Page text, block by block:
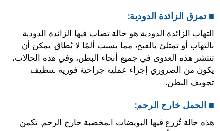
■تمزق الزائدة الدودية:
التهاب الزائدة الدودية هو حالة تصاب فيها الزائدة الدودية
بالتهاب أو تمتلئ بالقيح، مما يسبب ألمًا لا يُطاق. يمكن أن
تنتشر هذه العدوى في جميع أنحاء البطن، وفي هذه الحالات،
يكون من الضروري إجراء عملية جراحية فورية لتنظيف
تجويف البطن.
■ الحمل خارج الرحم:
هذه حالة تُزرع فيها البويضات المخصبة خارج الرحم. تكمن